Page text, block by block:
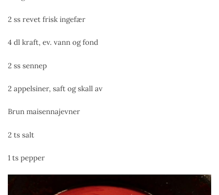
2 ss revet frisk ingefær
4 dl kraft, ev. vann og fond
2 ss sennep
2 appelsiner, saft og skall av
Brun maisennajevner
2 ts salt
1 ts pepper